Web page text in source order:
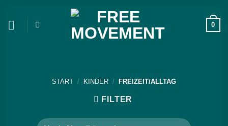
springen
0
START / KINDER / FREIZEIT/ALLTAG
FILTER